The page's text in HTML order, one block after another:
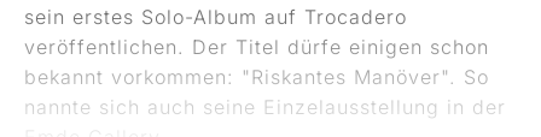
sein erstes Solo-Album auf Trocadero
veröffentlichen. Der Titel dürfe einigen schon
bekannt vorkommen: "Riskantes Manöver". So
nannte sich auch seine Einzelausstellung in der